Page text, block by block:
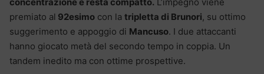
premiato al 92esimo con la tripletta di Brunori, su ottimo
suggerimento e appoggio di Mancuso. I due attaccanti
hanno giocato metà del secondo tempo in coppia. Un
tandem inedito ma con ottime prospettive.